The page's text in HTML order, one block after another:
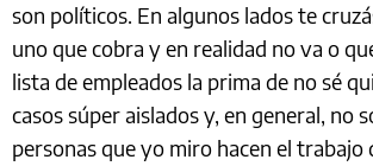
son políticos. En algunos lados te
uno que cobra y en realidad no va o
lista de empleados la prima de no sé
casos súper aislados y, en general, no
personas que yo miro hacen el trabajo